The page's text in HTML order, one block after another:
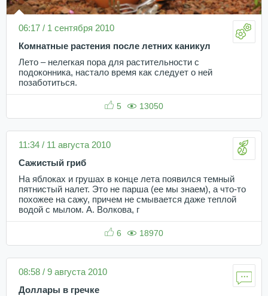
06:17 / 1 сентября 2010
Комнатные растения после летних каникул
Лето – нелегкая пора для растительности с
подоконника, настало время как следует о ней
позаботиться.
5 13050
11:34 / 11 августа 2010
Сажистый гриб
На яблоках и грушах в конце лета появился темный
пятнистый налет. Это не парша (ее мы знаем), а что-то
похожее на сажу, причем не смывается даже теплой
водой с мылом. А. Волкова, г
6 18970
08:58 / 9 августа 2010
Доллары в гречке